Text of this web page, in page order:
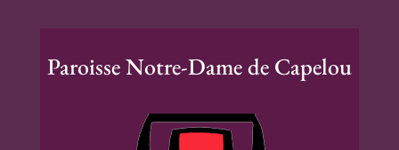
Paroisse Notre-Dame de Capelou